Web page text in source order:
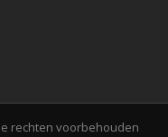
rechten voorbehouden